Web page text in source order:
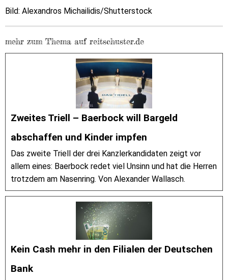
Bild: Alexandros Michailidis/Shutterstock
mehr zum Thema auf reitschuster.de
Zweites Triell – Baerbock will Bargeld
abschaffen und Kinder impfen
Das zweite Triell der drei Kanzlerkandidaten zeigt vor
allem eines: Baerbock redet viel Unsinn und hat die Herren
trotzdem am Nasenring. Von Alexander Wallasch.
Kein Cash mehr in den Filialen der Deutschen
Bank